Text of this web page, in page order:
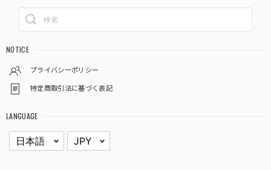
NOTICE
プライバシーポリシー
特定商取引法に基づく表記
LANGUAGE